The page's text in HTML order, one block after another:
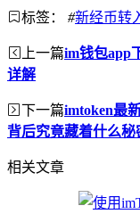
标签： #新经币转
上一篇im钱包app
详解
下一篇imtoken最
背后究竟藏着什么秘
相关文章